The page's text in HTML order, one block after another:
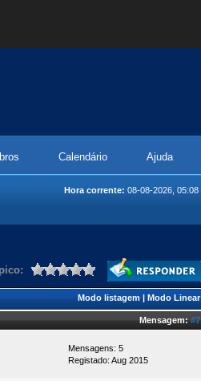
Calendário Ajuda
Hora corrente: 08-08-2026, 05:08
Modo listagem | Modo Linear
Mensagem:#7
Mensagens: 5
Registado: Aug 2015